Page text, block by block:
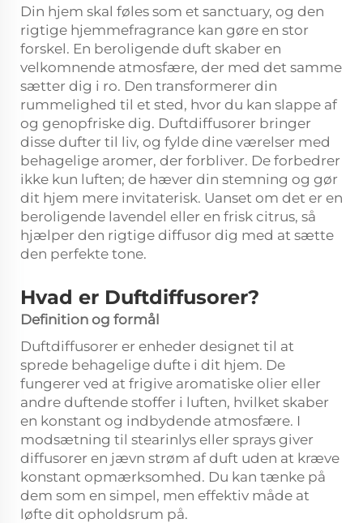
Din hjem skal føles som et sanctuary, og den
rigtige hjemmefragrance kan gøre en stor
forskel. En beroligende duft skaber en
velkomnende atmosfære, der med det samme
sætter dig i ro. Den transformerer din
rummelighed til et sted, hvor du kan slappe af
og genopfriske dig. Duftdiffusorer bringer
disse dufter til liv, og fylde dine værelser med
behagelige aromer, der forbliver. De forbedrer
ikke kun luften; de hæver din stemning og gør
dit hjem mere invitaterisk. Uanset om det er en
beroligende lavendel eller en frisk citrus, så
hjælper den rigtige diffusor dig med at sætte
den perfekte tone.
Hvad er Duftdiffusorer?
Definition og formål
Duftdiffusorer er enheder designet til at
sprede behagelige dufte i dit hjem. De
fungerer ved at frigive aromatiske olier eller
andre duftende stoffer i luften, hvilket skaber
en konstant og indbydende atmosfære. I
modsætning til stearinlys eller sprays giver
diffusorer en jævn strøm af duft uden at kræve
konstant opmærksomhed. Du kan tænke på
dem som en simpel, men effektiv måde at
løfte dit opholdsrum på.